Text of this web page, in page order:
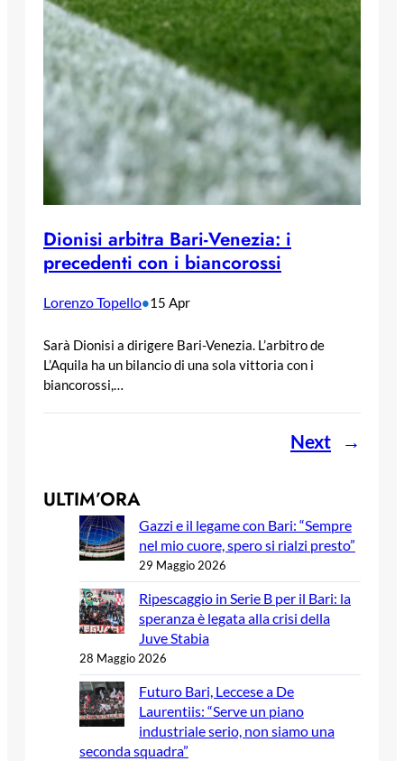
Dionisi arbitra Bari-Venezia: i
precedenti con i biancorossi
Lorenzo Topello•15 Apr
Sarà Dionisi a dirigere Bari-Venezia. L’arbitro de
L’Aquila ha un bilancio di una sola vittoria con i
biancorossi,…
Next →
ULTIM’ORA
Gazzi e il legame con Bari: “Sempre
nel mio cuore, spero si rialzi presto”
29 Maggio 2026
Ripescaggio in Serie B per il Bari: la
speranza è legata alla crisi della
Juve Stabia
28 Maggio 2026
Futuro Bari, Leccese a De
Laurentiis: “Serve un piano
industriale serio, non siamo una
seconda squadra”